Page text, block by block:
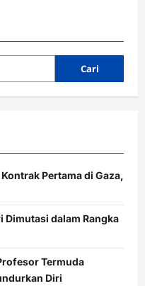
Cari
Pertama di Gaza,
Dimutasi dalam Rangka
Termuda
Diri